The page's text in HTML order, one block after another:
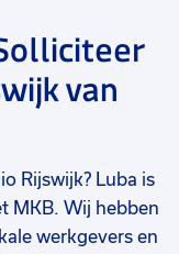
van
Rijswijk? Luba is
MKB. Wij hebben
werkgevers en